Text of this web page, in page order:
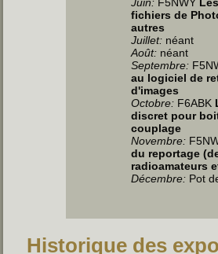
fichiers de
autres
Juillet: néant
Août: néant
Septembre:
au logiciel de
d'images
Octobre: F6ABK
discret pour
couplage
Novembre:
du reportage
radioamateurs
Décembre: Pot
Historique des